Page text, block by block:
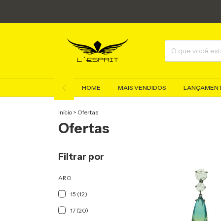
HOME MAIS VENDIDOS
Início > Ofertas
Ofertas
Filtrar por
ARO
15 (12)
17 (20)